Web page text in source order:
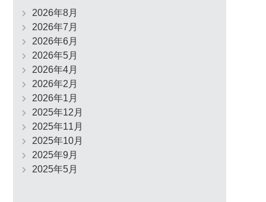
2026年8月
2026年7月
2026年6月
2026年5月
2026年4月
2026年2月
2026年1月
2025年12月
2025年11月
2025年10月
2025年9月
2025年5月